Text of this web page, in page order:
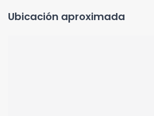
Ubicación aproximada